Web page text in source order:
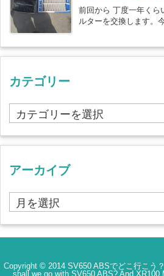
前回から 丁度一年くら
ルターを交換します。
カテゴリー
カ
テ
ゴ
ー
アーカイブ
ア
ー
カ
Copyright © 2014 SV650 ABSでどこ行こう
shall we go with SV650 ABS? And XR100